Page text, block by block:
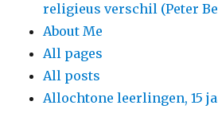
religieus verschil (Peter
About Me
All pages
All posts
Allochtone leerlingen, 15